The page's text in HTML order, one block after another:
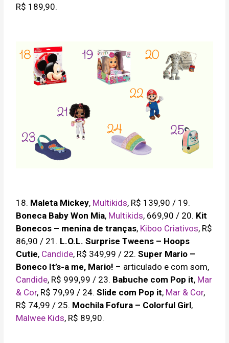
R$ 189,90.
18. Maleta Mickey, Multikids, R$ 139,90 / 19.
Boneca Baby Won Mia, Multikids, 669,90 / 20. Kit
Bonecos – menina de tranças, Kiboo Criativos, R$
86,90 / 21. L.O.L. Surprise Tweens – Hoops
Cutie, Candide, R$ 349,99 / 22.Super Mario –
Boneco It’s-a me, Mario! – articulado e com som,
Candide, R$ 999,99 / 23. Babuche com Pop it, Mar
& Cor, R$ 79,99 / 24.Slide com Pop it, Mar & Cor,
R$ 74,99 / 25. Mochila Fofura – Colorful Girl,
Malwee Kids, R$ 89,90.